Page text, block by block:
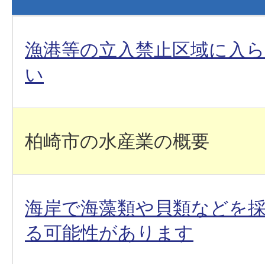
漁港等の立入禁止区域に入
い
柏崎市の水産業の概要
海岸で海藻類や貝類などを
る可能性があります